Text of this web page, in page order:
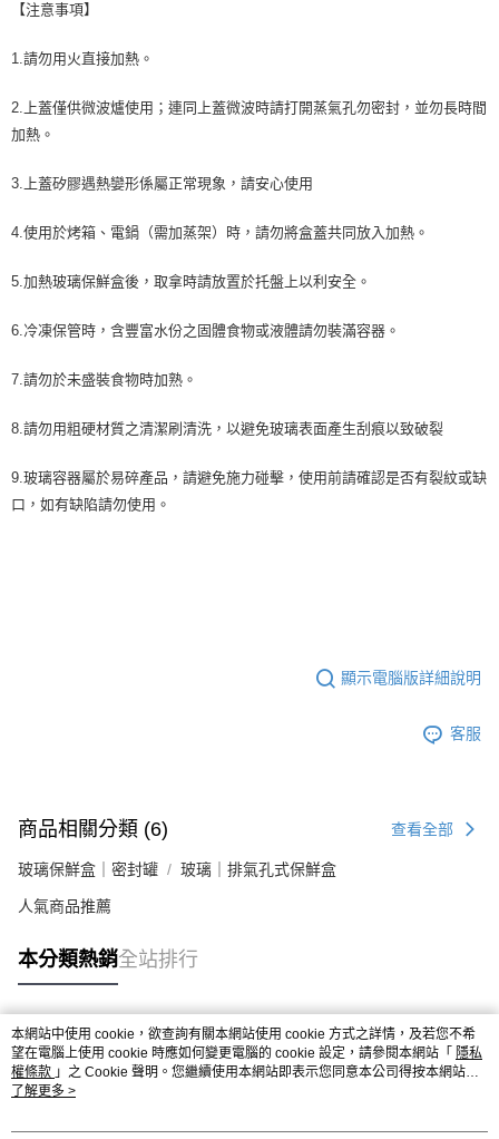
【注意事項】
1.請勿用火直接加熱。
2.上蓋僅供微波爐使用；連同上蓋微波時請打開蒸氣孔勿密封，並勿長時間
加熱。
3.上蓋矽膠遇熱孌形係屬正常現象，請安心使用
4.使用於烤箱、電鍋（需加蒸架）時，請勿將盒蓋共同放入加熱。
5.加熱玻璃保鮮盒後，取拿時請放置於托盤上以利安全。
6.冷凍保管時，含豐富水份之固體食物或液體請勿裝滿容器。
7.請勿於未盛裝食物時加熟。
8.請勿用粗硬材質之清潔刷清洗，以避免玻璃表面產生刮痕以致破裂
9.玻璃容器屬於易碎產品，請避免施力碰擊，使用前請確認是否有裂紋或缺
口，如有缺陷請勿使用。
顯示電腦版詳細說明
客服
商品相關分類 (6) 查看全部
玻璃保鮮盒｜密封罐 玻璃｜排氣孔式保鮮盒
人氣商品推薦
本分類熱銷全站排行
熱門標籤
本網站中使用 cookie，欲查詢有關本網站使用 cookie 方式之詳情，及若您不希
望在電腦上使用 cookie 時應如何變更電腦的 cookie 設定，請參閱本網站「 隱私
權條款 」之 Cookie 聲明。您繼續使用本網站即表示您同意本公司得按本網站使
用條款之 Cookie 聲明使用 cookie。
了解更多 >